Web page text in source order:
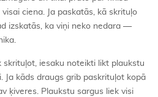
ciena. Ja paskatās, kā skrituļo
izskatās, ka viņi neko nedara —
skrituļot, iesaku noteikti likt plaukstu
Ja kāds draugs grib paskrituļot kopā
ķiveres. Plaukstu sargus liek visi